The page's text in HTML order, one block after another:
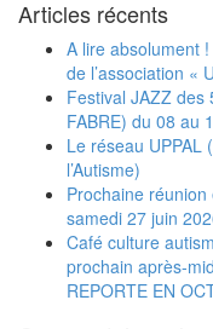
Articles récents
A lire absolument
de l’association «
Festival JAZZ des
FABRE) du 08 au
Le réseau UPPAL
l’Autisme)
Prochaine réunion
samedi 27 juin
Café culture
prochain après-
REPORTE EN